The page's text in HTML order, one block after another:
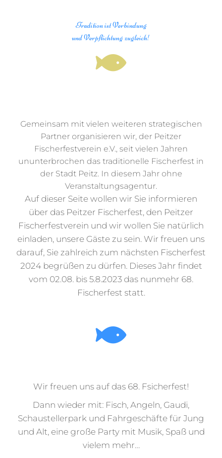
Tradition ist Verbindung
und Verpflichtung zugleich!
Gemeinsam mit vielen weiteren strategischen
Partner organisieren wir, der Peitzer
Fischerfestverein e.V., seit vielen Jahren
ununterbrochen das traditionelle Fischerfest in
der Stadt Peitz. In diesem Jahr ohne
Veranstaltungsagentur.
Auf dieser Seite wollen wir Sie informieren
über das Peitzer Fischerfest, den Peitzer
Fischerfestverein und wir wollen Sie natürlich
einladen, unsere Gäste zu sein. Wir freuen uns
darauf, Sie zahlreich zum nächsten Fischerfest
2024 begrüßen zu dürfen. Dieses Jahr findet
vom 02.08. bis 5.8.2023 das nunmehr 68.
Fischerfest statt.
Wir freuen uns auf das 68. Fsicherfest!
Dann wieder mit: Fisch, Angeln, Gaudi,
Schaustellerpark und Fahrgeschäfte für Jung
und Alt, eine große Party mit Musik, Spaß und
vielem mehr…